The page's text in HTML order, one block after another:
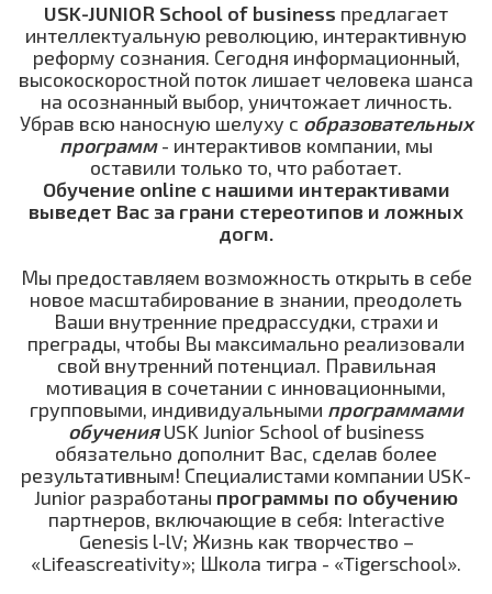
USK-JUNIOR School of business предлагает
интеллектуальную революцию, интерактивную
реформу сознания. Сегодня информационный,
высокоскоростной поток лишает человека шанса
на осознанный выбор, уничтожает личность.
Убрав всю наносную шелуху с образовательных
программ- интерактивов компании, мы
оставили только то, что работает.
Обучение online с нашими интерактивами
выведет Вас за грани стереотипов и ложных
догм.
Мы предоставляем возможность открыть в себе
новое масштабирование в знании, преодолеть
Ваши внутренние предрассудки, страхи и
преграды, чтобы Вы максимально реализовали
свой внутренний потенциал. Правильная
мотивация в сочетании с инновационными,
групповыми, индивидуальными программами
обученияUSK Junior School of business
обязательно дополнит Вас, сделав более
результативным! Специалистами компании USK-
Junior разработаны программы по обучению
партнеров, включающие в себя: Interactive
Genesis l-lV; Жизнь как творчество –
«Lifeascreativity»; Школа тигра - «Tigerschool».